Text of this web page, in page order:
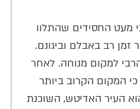
מעט החסידים שהתלוו
זמן רב באבלם וביגונם.
למקום מנוחה. לאחר
המקום הקרוב ביותר
העיר האדיטש, השוכנת